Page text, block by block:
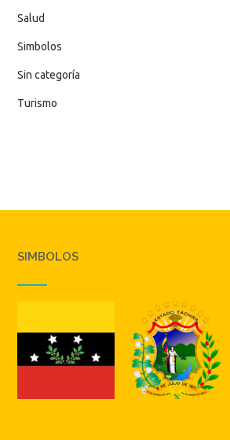
Salud
Simbolos
Sin categoría
Turismo
SIMBOLOS